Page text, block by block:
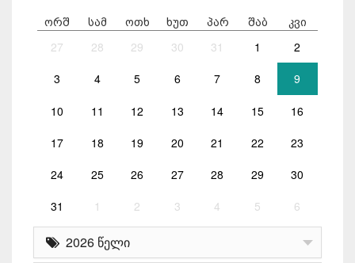
ორშ სამ ოთხ ხუთ პარ შაბ კვი
27 28 29 30 31 1 2
3 4 5 6 7 8 9
10 11 12 13 14 15 16
17 18 19 20 21 22 23
24 25 26 27 28 29 30
31 1 2 3 4 5 6
2026 წელი